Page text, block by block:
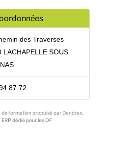
des Traverses
LACHAPELLE SOUS
87 72
formation propulsé par Dendreo,
ERP dédié pour les OF